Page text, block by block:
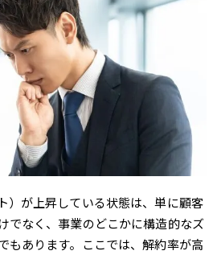
）が上昇している状態は、単に顧客
でなく、事業のどこかに構造的なズ
もあります。ここでは、解約率が高